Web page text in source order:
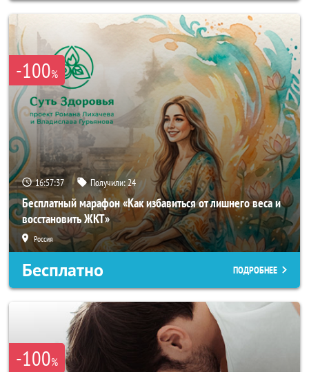
-100%
16:57:34 Получили:24
Бесплатный марафон «Как избавиться от лишнего веса и
восстановить ЖКТ»
Россия
Бесплатно ПОДРОБНЕЕ
-100%